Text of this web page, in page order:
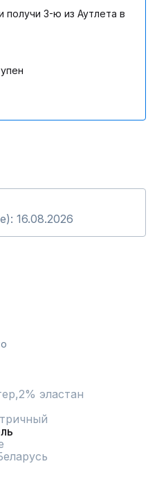
получи 3-ю из Аутлета в
16.08.2026
эластан